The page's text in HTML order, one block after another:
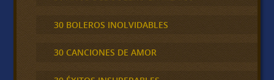
30 BOLEROS INOLVIDABLES
30 CANCIONES DE AMOR